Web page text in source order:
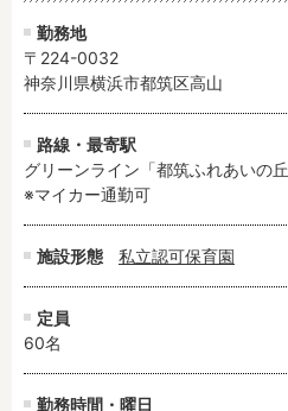
勤務地
〒224-0032
神奈川県横浜市都筑区高山
路線・最寄駅
グリーンライン「都筑ふれあいの
※マイカー通勤可
施設形態 私立認可保育園
定員
60名
勤務時間・曜日